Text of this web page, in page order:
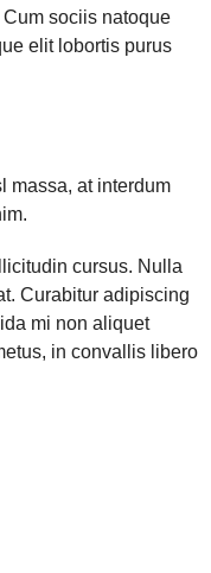
sociis natoque
elit lobortis purus
massa, at interdum
cursus. Nulla
Curabitur adipiscing
mi non aliquet
in convallis libero